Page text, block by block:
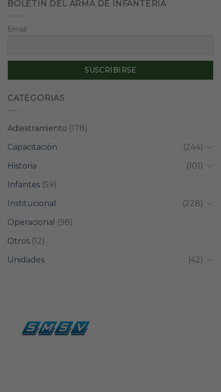
BOLETÍN DEL ARMA DE INFANTERÍA
Email
CATEGORIAS
Adiestramiento (178)
Capacitación
(244)
Historia
(101)
Infantes (59)
Institucional
(228)
Operacional
(98)
Otros (12)
Unidades
(42)